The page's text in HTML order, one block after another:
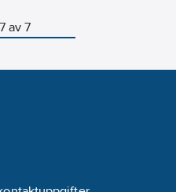
Clipset kan
av 7